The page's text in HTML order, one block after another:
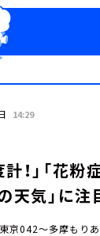
14:29
！」「花
天気」に注
京042～多摩もり